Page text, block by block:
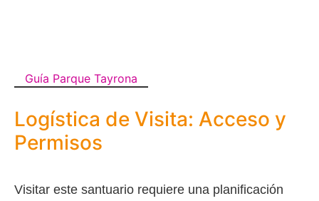
Guía Parque Tayrona
Logística de Visita: Acceso y
Permisos
Visitar este santuario requiere una planificación